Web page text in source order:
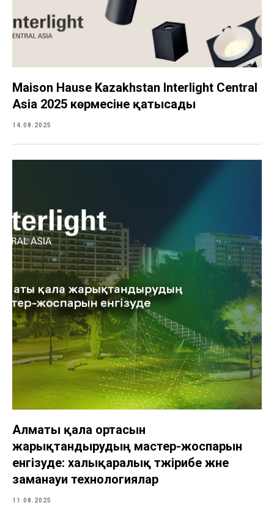
Maison Hause Kazakhstan Interlight Central
Asia 2025 көрмесіне қатысады
14.08.2025
Алматы қала ортасын
жарықтандырудың мастер-жоспарын
енгізуде: халықаралық тәжірибе және
заманауи технологиялар
11.08.2025